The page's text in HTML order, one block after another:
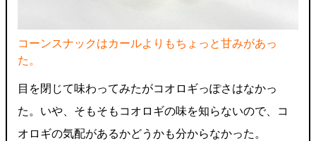
コーンスナックはカールよりもちょっと甘みがあっ
た。
目を閉じて味わってみたがコオロギっぽさはなかっ
た。いや、そもそもコオロギの味を知らないので、コ
オロギの気配があるかどうかも分からなかった。